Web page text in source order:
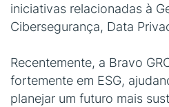
iniciativas relacionadas à
Cibersegurança, Data
Recentemente, a Bravo
fortemente em ESG,
planejar um futuro mais